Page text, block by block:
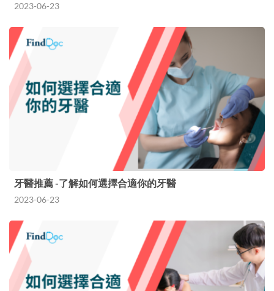
2023-06-23
牙醫推薦 -了解如何選擇合適你的牙醫
2023-06-23